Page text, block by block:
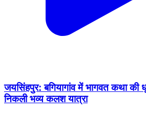
जयसिंहपुर: बगियागांव में भागवत कथा
निकली भव्य कलश यात्रा